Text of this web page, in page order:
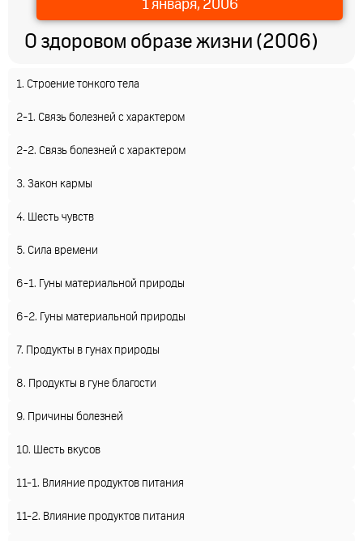
1 января, 2006
О здоровом образе жизни (2006)
1. Строение тонкого тела
2-1. Связь болезней с характером
2-2. Связь болезней с характером
3. Закон кармы
4. Шесть чувств
5. Сила времени
6-1. Гуны материальной природы
6-2. Гуны материальной природы
7. Продукты в гунах природы
8. Продукты в гуне благости
9. Причины болезней
10. Шесть вкусов
11-1. Влияние продуктов питания
11-2. Влияние продуктов питания